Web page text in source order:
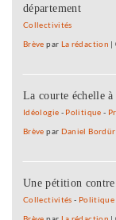
département
Collectivités
Brève par La rédaction |
La courte échelle
Idéologie - Politique -
Brève par Daniel Bordür
Une pétition
Collectivités - Politique